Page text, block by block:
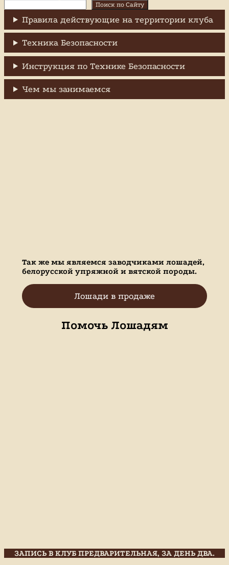
Поиск по Сайту
Правила действующие на территории клуба
Техника Безопасности
Инструкция по Технике Безопасности
Чем мы занимаемся
Так же мы являемся заводчиками лошадей,
белорусской упряжной и вятской породы.
Лошади в продаже
Помочь Лошадям
ЗАПИСЬ В КЛУБ ПРЕДВАРИТЕЛЬНАЯ, ЗА ДЕНЬ ДВА.